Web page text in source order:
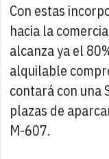
Con estas
hacia la
alcanza ya el
alquilable
contará con una
plazas de
M-607.